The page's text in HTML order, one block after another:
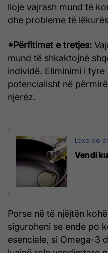
lloje vajrash mund të
dhe probleme të
*Përfitimet e tretjes:
mund të shkaktojnë
individë. Eliminimi i tyre
potencialisht në
njerëz.
Vendi
Porse në të njëjtën
siguroheni se ende po
esenciale, si Omega-3